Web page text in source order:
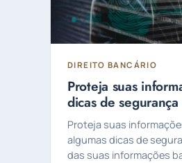
DIREITO BANCÁRIO
Proteja suas
dicas de
Proteja suas
algumas dicas de
das suas informações